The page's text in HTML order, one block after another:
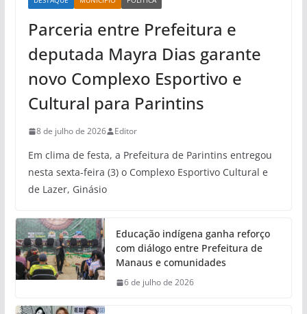
Parceria entre Prefeitura e
deputada Mayra Dias garante
novo Complexo Esportivo e
Cultural para Parintins
8 de julho de 2026 Editor
Em clima de festa, a Prefeitura de Parintins entregou
nesta sexta-feira (3) o Complexo Esportivo Cultural e
de Lazer, Ginásio
Educação indígena ganha reforço
com diálogo entre Prefeitura de
Manaus e comunidades
6 de julho de 2026